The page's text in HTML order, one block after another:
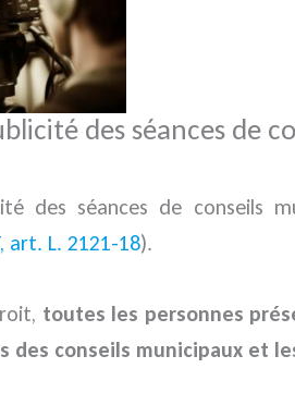
des séances de
des séances de conseils
art. L. 2121-18).
toutes les personnes
des conseils municipaux et